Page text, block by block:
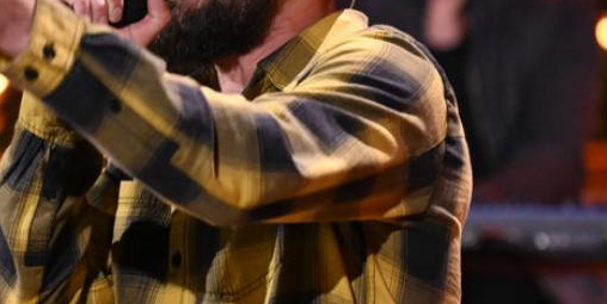
Promiflash Exklusiv
Alle Themen auf Promiflash
Jobs
App runterladen
Team